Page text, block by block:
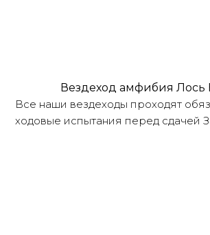
Вездеход амфибия Лось
Все наши вездеходы проходят
ходовые испытания перед сдачей